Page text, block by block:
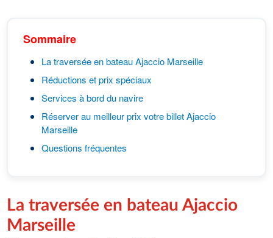
Sommaire
La traversée en bateau Ajaccio Marseille
Réductions et prix spéciaux
Services à bord du navire
Réserver au meilleur prix votre billet Ajaccio
Marseille
Questions fréquentes
La traversée en bateau Ajaccio
Marseille